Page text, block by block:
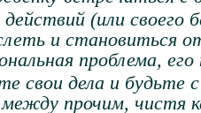
(или своего
и становиться
проблема,
свои дела и будьте с
прочим, чистя